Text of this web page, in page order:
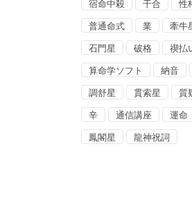
宿命中殺 干合 性
普通命式 業 牽牛
石門星 破格 禊払
算命学ソフト 納音
調舒星 貫索星 質
辛 通信講座 運命
鳳閣星 龍神祝詞